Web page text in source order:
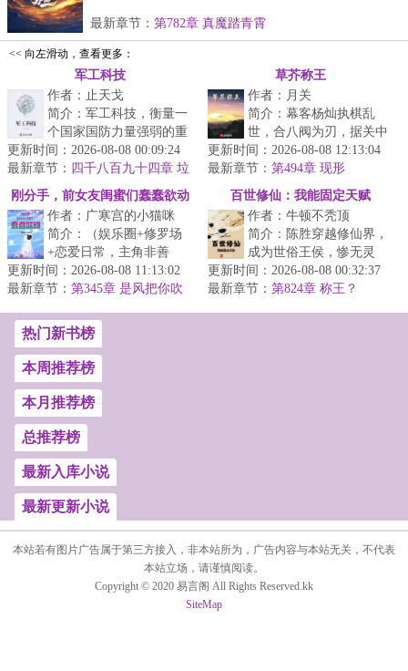
最新章节： 第782章 真魔踏青霄
<< 向左滑动，查看更多：
军工科技
作者：止天戈
简介：军工科技，衡量一
个国家国防力量强弱的重
要标准。强大的武器装备
能力斩千军，杀人于千里
之外，能重...
更新时间：2026-08-08 00:09:24
最新章节： 四千八百九十四章 垃
圾成了抢手货
草芥称王
作者：月关
简介：幕客杨灿执棋乱
世，合八阀为刃，据关中
为基，看寒门谋士以权谋
为笔、铁血为墨，问鼎天
下！...
更新时间：2026-08-08 12:13:04
最新章节： 第494章 现形
刚分手，前女友闺蜜们蠢蠢欲动
作者：广寒宫的小猫咪
简介：（娱乐圈+修罗场
+恋爱日常，主角非善
茬，多女主对决，全程高
能。）分手当晚，和高冷
更新时间：2026-08-08 11:13:02
最新章节： 第345章 是风把你吹
百世修仙：我能固定天赋
作者：牛顿不秃顶
简介：陈胜穿越修仙界，
成为世俗王侯，惨无灵
根。本以为，一生碌碌，
空享百年富贵。没成想，
更新时间：2026-08-08 00:32:37
最新章节： 第824章 称王？
热门新书榜
本周推荐榜
本月推荐榜
总推荐榜
最新入库小说
最新更新小说
本站若有图片广告属于第三方接入，非本站所为，广告内容与本站无关，不代表
本站立场，请谨慎阅读。
Copyright © 2020 易言阁 All Rights Reserved.kk
SiteMap